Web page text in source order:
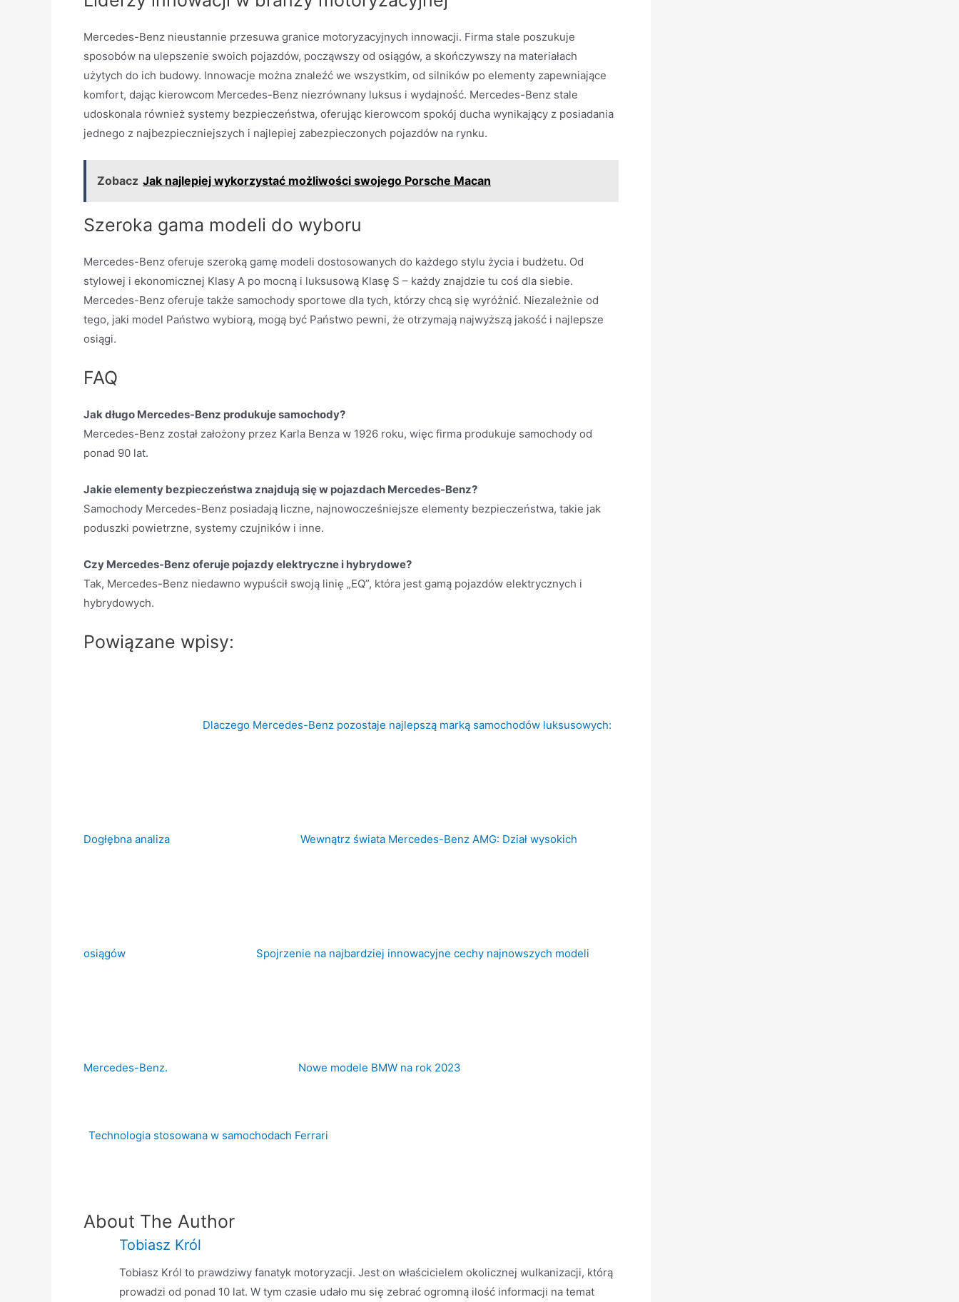
Mercedes-Benz nieustannie przesuwa granice motoryzacyjnych innowacji. Firma stale poszukuje
sposobów na ulepszenie swoich pojazdów, począwszy od osiągów, a skończywszy na materiałach
użytych do ich budowy. Innowacje można znaleźć we wszystkim, od silników po elementy zapewniające
komfort, dając kierowcom Mercedes-Benz niezrównany luksus i wydajność. Mercedes-Benz stale
udoskonala również systemy bezpieczeństwa, oferując kierowcom spokój ducha wynikający z posiadania
jednego z najbezpieczniejszych i najlepiej zabezpieczonych pojazdów na rynku.
Zobacz Jak najlepiej wykorzystać możliwości swojego Porsche Macan
Szeroka gama modeli do wyboru
Mercedes-Benz oferuje szeroką gamę modeli dostosowanych do każdego stylu życia i budżetu. Od
stylowej i ekonomicznej Klasy A po mocną i luksusową Klasę S – każdy znajdzie tu coś dla siebie.
Mercedes-Benz oferuje także samochody sportowe dla tych, którzy chcą się wyróżnić. Niezależnie od
tego, jaki model Państwo wybiorą, mogą być Państwo pewni, że otrzymają najwyższą jakość i najlepsze
osiągi.
FAQ
Jak długo Mercedes-Benz produkuje samochody?
Mercedes-Benz został założony przez Karla Benza w 1926 roku, więc firma produkuje samochody od
ponad 90 lat.
Jakie elementy bezpieczeństwa znajdują się w pojazdach Mercedes-Benz?
Samochody Mercedes-Benz posiadają liczne, najnowocześniejsze elementy bezpieczeństwa, takie jak
poduszki powietrzne, systemy czujników i inne.
Czy Mercedes-Benz oferuje pojazdy elektryczne i hybrydowe?
Tak, Mercedes-Benz niedawno wypuścił swoją linię „EQ”, która jest gamą pojazdów elektrycznych i
hybrydowych.
Powiązane wpisy:
Dlaczego Mercedes-Benz pozostaje najlepszą marką samochodów luksusowych:
Dogłębna analiza Wewnątrz świata Mercedes-Benz AMG: Dział wysokich
osiągów Spojrzenie na najbardziej innowacyjne cechy najnowszych modeli
Mercedes-Benz. Nowe modele BMW na rok 2023
Technologia stosowana w samochodach Ferrari
About The Author
Tobiasz Król
Tobiasz Król to prawdziwy fanatyk motoryzacji. Jest on właścicielem okolicznej wulkanizacji, którą
prowadzi od ponad 10 lat. W tym czasie udało mu się zebrać ogromną ilość informacji na temat